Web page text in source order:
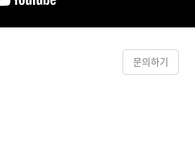
문의하기